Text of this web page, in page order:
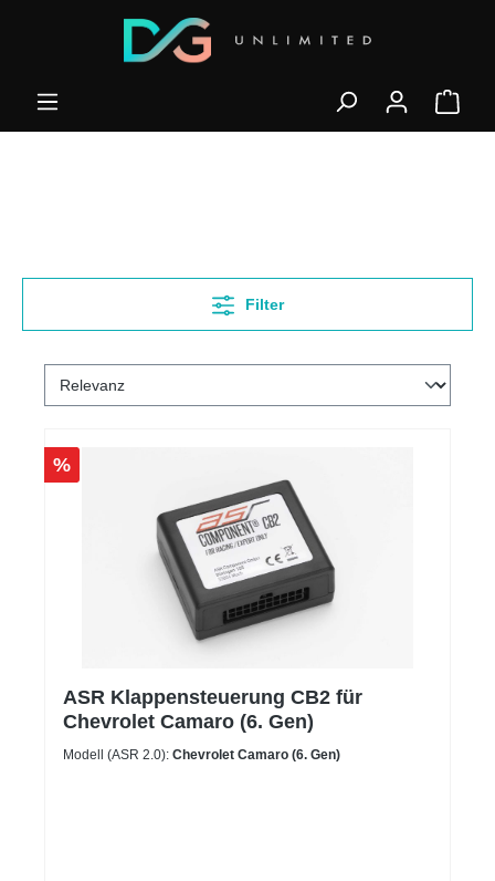
Filter
%
ASR Klappensteuerung CB2 für
Chevrolet Camaro (6. Gen)
Modell (ASR 2.0): Chevrolet Camaro (6. Gen)